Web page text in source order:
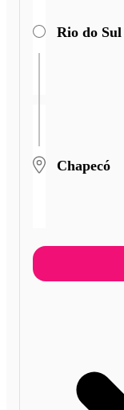
Rio do Sul
Chapecó